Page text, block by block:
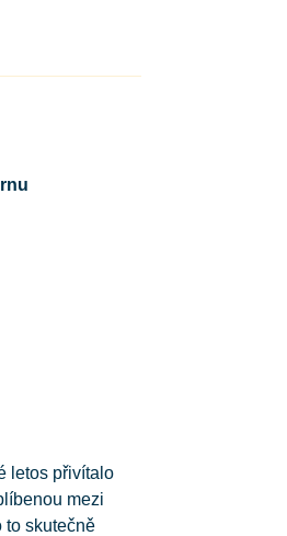
letos přivítalo
mezi
to skutečně